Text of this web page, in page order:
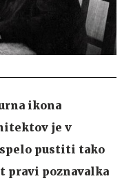
ikona
je v
pustiti tako
pravi poznavalka